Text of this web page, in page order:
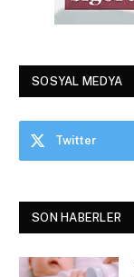
SOSYAL MEDYA
Twitter
SON HABERLER